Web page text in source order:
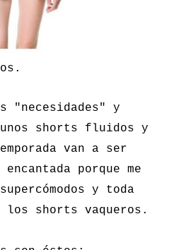
"necesidades" y
shorts fluidos y
van a ser
porque me
y toda
shorts vaqueros.